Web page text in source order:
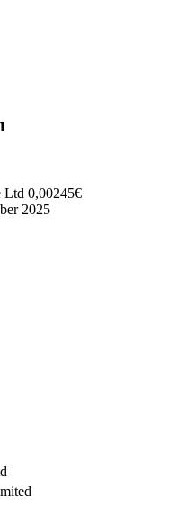
Ltd 0,00245€
2025